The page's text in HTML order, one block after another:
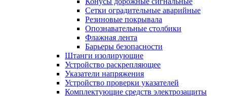
Сетки оградительные аварийные
Резиновые покрывала
Опознавательные столбики
Флажная лента
Барьеры безопасности
Штанги изолирующие
Устройство раскрепляющее
Указатели напряжения
Устройство проверки указателей
Комплектующие средств электрозащиты